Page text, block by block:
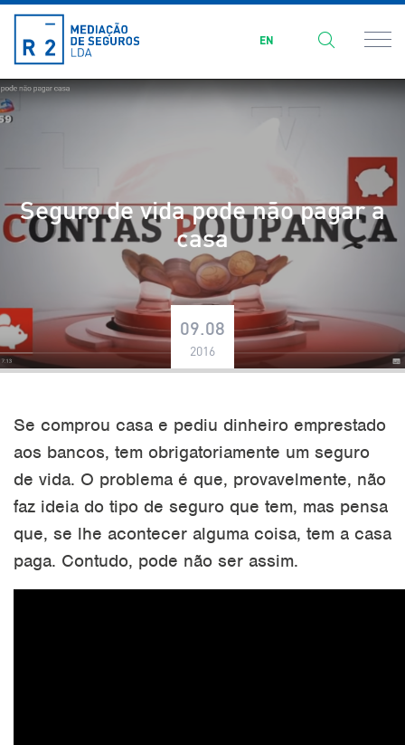
EN
Seguro de vida pode não pagar a
casa
09.08
2016
Se comprou casa e pediu dinheiro emprestado
aos bancos, tem obrigatoriamente um seguro
de vida. O problema é que, provavelmente, não
faz ideia do tipo de seguro que tem, mas pensa
que, se lhe acontecer alguma coisa, tem a casa
paga. Contudo, pode não ser assim.